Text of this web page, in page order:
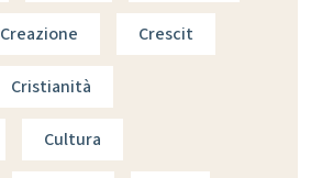
Creazione Crescit
Cristianità
Cultura